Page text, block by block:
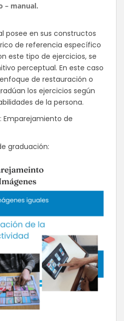
– manual.
posee en sus constructos
de referencia específico
este tipo de ejercicios, se
perceptual. En este caso
de restauración o
los ejercicios según
de la persona.
Emparejamiento de
graduación: